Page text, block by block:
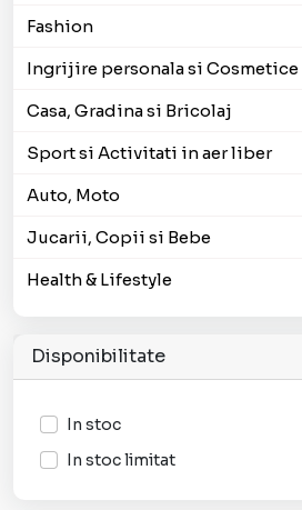
Fashion
Ingrijire personala si Cosmetice
Casa, Gradina si Bricolaj
Sport si Activitati in aer liber
Auto, Moto
Jucarii, Copii si Bebe
Health & Lifestyle
Disponibilitate
In stoc
In stoc limitat